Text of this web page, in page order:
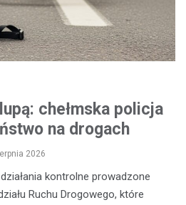
chełmska policja
na drogach
2026
kontrolne prowadzone
Ruchu Drogowego, które